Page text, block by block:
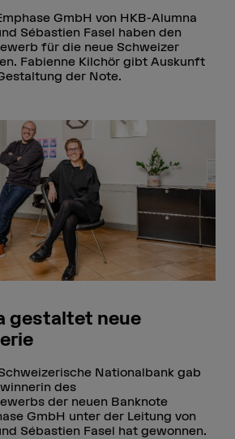
GmbH von HKB-Alumna
Sébastien Fasel haben den
für die neue Schweizer
Fabienne Kilchör gibt Auskunft
der Note.
gestaltet neue
Nationalbank gab
des
der neuen Banknote
GmbH unter der Leitung von
Sébastien Fasel hat gewonnen.